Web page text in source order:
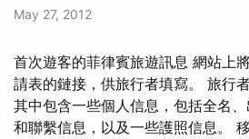
May 27, 2012
首次遊客的菲律賓旅遊訊息 網站上
請表的鏈接，供旅行者填寫。 旅行
其中包含一些個人信息，包括全名
和聯繫信息，以及一些護照信息。